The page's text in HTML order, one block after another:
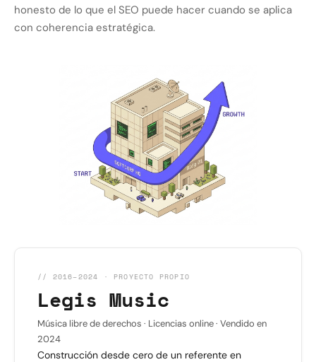
honesto de lo que el SEO puede hacer cuando se aplica
con coherencia estratégica.
// 2016–2024 · PROYECTO PROPIO
Legis Music
Música libre de derechos · Licencias online · Vendido en
2024
Construcción desde cero de un referente en